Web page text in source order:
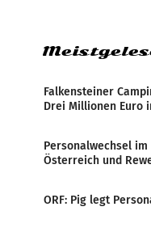
Falkensteiner
Drei Millionen Euro
Personalwechsel
Österreich und
ORF: Pig legt